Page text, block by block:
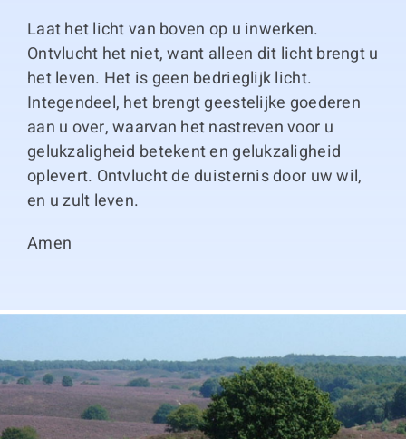
Laat het licht van boven op u inwerken.
Ontvlucht het niet, want alleen dit licht brengt u
het leven. Het is geen bedrieglijk licht.
Integendeel, het brengt geestelijke goederen
aan u over, waarvan het nastreven voor u
gelukzaligheid betekent en gelukzaligheid
oplevert. Ontvlucht de duisternis door uw wil,
en u zult leven.
Amen